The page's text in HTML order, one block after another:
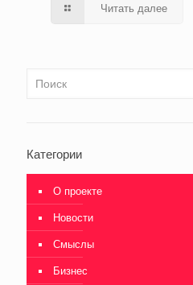
Читать далее
Категории
О проекте
Новости
Смыслы
Бизнес